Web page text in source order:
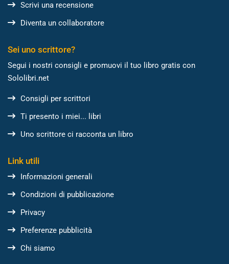
Scrivi una recensione
Diventa un collaboratore
Sei uno scrittore?
Segui i nostri consigli e promuovi il tuo libro gratis con
Sololibri.net
Consigli per scrittori
Ti presento i miei... libri
Uno scrittore ci racconta un libro
Link utili
Informazioni generali
Condizioni di pubblicazione
Privacy
Preferenze pubblicità
Chi siamo